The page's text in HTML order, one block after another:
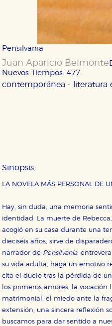
Pensilvania
Juan Aparicio Belmonte
Nuevos Tiempos. 477.
contemporánea - literatura
Sinopsis
LA NOVELA MÁS PERSONAL DE
Hay, sin duda, una memoria
identidad. La muerte de
acogió en su casa durante una
dieciséis años, sirve de
narrador de Pensilvania,
su vida adulta, haga un emotivo
cita el duelo tras la pérdida de
los primeros amores, la
matrimonial, el miedo ante la
extensión, una sincera reflexión
buscamos para dar sentido a